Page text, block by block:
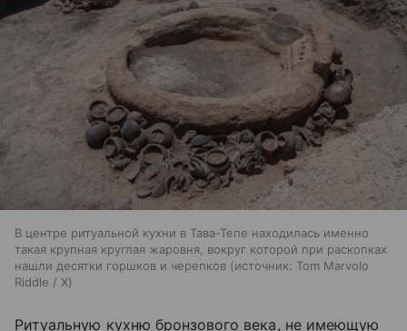
В центре ритуальной кухни в Тава-Тепе находилась именно
такая крупная круглая жаровня, вокруг которой при раскопках
нашли десятки горшков и черепков
источник: Tom Marvolo
Riddle / X
Ритуальную кухню бронзового века, не имеющую